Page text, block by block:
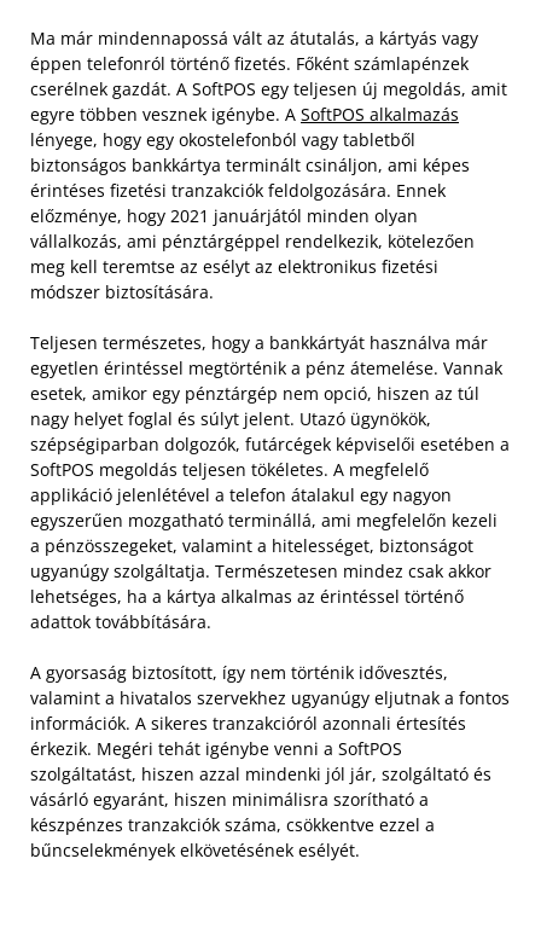
Ma már mindennapossá vált az átutalás, a kártyás vagy
éppen telefonról történő fizetés. Főként számlapénzek
cserélnek gazdát. A SoftPOS egy teljesen új megoldás, amit
egyre többen vesznek igénybe. A SoftPOS alkalmazás
lényege, hogy egy okostelefonból vagy tabletből
biztonságos bankkártya terminált csináljon, ami képes
érintéses fizetési tranzakciók feldolgozására. Ennek
előzménye, hogy 2021 januárjától minden olyan
vállalkozás, ami pénztárgéppel rendelkezik, kötelezően
meg kell teremtse az esélyt az elektronikus fizetési
módszer biztosítására.
Teljesen természetes, hogy a bankkártyát használva már
egyetlen érintéssel megtörténik a pénz átemelése. Vannak
esetek, amikor egy pénztárgép nem opció, hiszen az túl
nagy helyet foglal és súlyt jelent. Utazó ügynökök,
szépségiparban dolgozók, futárcégek képviselői esetében a
SoftPOS megoldás teljesen tökéletes. A megfelelő
applikáció jelenlétével a telefon átalakul egy nagyon
egyszerűen mozgatható terminállá, ami megfelelőn kezeli
a pénzösszegeket, valamint a hitelességet, biztonságot
ugyanúgy szolgáltatja. Természetesen mindez csak akkor
lehetséges, ha a kártya alkalmas az érintéssel történő
adattok továbbítására.
A gyorsaság biztosított, így nem történik idővesztés,
valamint a hivatalos szervekhez ugyanúgy eljutnak a fontos
információk. A sikeres tranzakcióról azonnali értesítés
érkezik. Megéri tehát igénybe venni a SoftPOS
szolgáltatást, hiszen azzal mindenki jól jár, szolgáltató és
vásárló egyaránt, hiszen minimálisra szorítható a
készpénzes tranzakciók száma, csökkentve ezzel a
bűncselekmények elkövetésének esélyét.